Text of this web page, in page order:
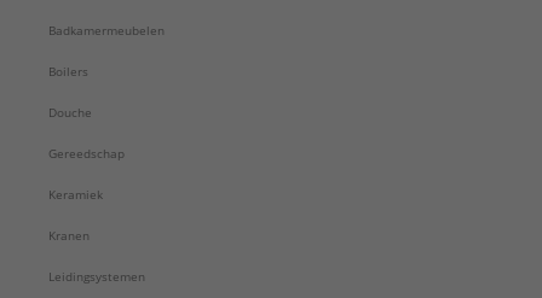
Badkamermeubelen
Boilers
Douche
Gereedschap
Keramiek
Kranen
Leidingsystemen